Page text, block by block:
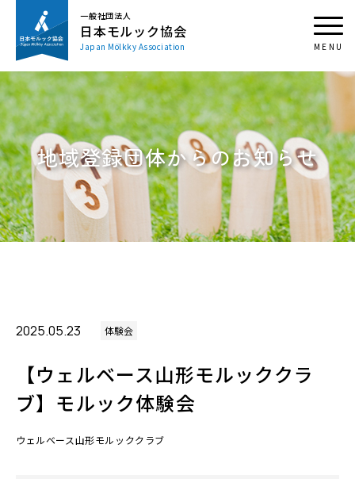
一般社団法人
日本モルック協会
Japan Mölkky Association
地域登録団体からのお知らせ
2025.05.23 体験会
【ウェルベース山形モルッククラ
ブ】モルック体験会
ウェルベース山形モルッククラブ